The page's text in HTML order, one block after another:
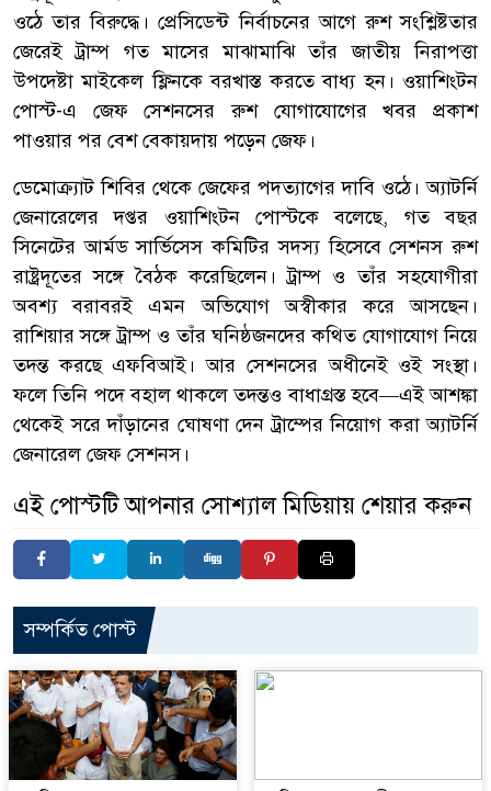
ওঠে তার বিরুদ্ধে। প্রেসিডেন্ট নির্বাচনের আগে রুশ সংশ্লিষ্টতার
জেরেই ট্রাম্প গত মাসের মাঝামাঝি তাঁর জাতীয় নিরাপত্তা
উপদেষ্টা মাইকেল ফ্লিনকে বরখাস্ত করতে বাধ্য হন। ওয়াশিংটন
পোস্ট-এ জেফ সেশনসের রুশ যোগাযোগের খবর প্রকাশ
পাওয়ার পর বেশ বেকায়দায় পড়েন জেফ।
ডেমোক্র্যাট শিবির থেকে জেফের পদত্যাগের দাবি ওঠে। অ্যাটর্নি
জেনারেলের দপ্তর ওয়াশিংটন পোস্টকে বলেছে, গত বছর
সিনেটের আর্মড সার্ভিসেস কমিটির সদস্য হিসেবে সেশনস রুশ
রাষ্ট্রদূতের সঙ্গে বৈঠক করেছিলেন। ট্রাম্প ও তাঁর সহযোগীরা
অবশ্য বরাবরই এমন অভিযোগ অস্বীকার করে আসছেন।
রাশিয়ার সঙ্গে ট্রাম্প ও তাঁর ঘনিষ্ঠজনদের কথিত যোগাযোগ নিয়ে
তদন্ত করছে এফবিআই। আর সেশনসের অধীনেই ওই সংস্থা।
ফলে তিনি পদে বহাল থাকলে তদন্তও বাধাগ্রস্ত হবে—এই আশঙ্কা
থেকেই সরে দাঁড়ানের ঘোষণা দেন ট্রাম্পের নিয়োগ করা অ্যাটর্নি
জেনারেল জেফ সেশনস।
এই পোস্টটি আপনার সোশ্যাল মিডিয়ায় শেয়ার করুন
সম্পর্কিত পোস্ট